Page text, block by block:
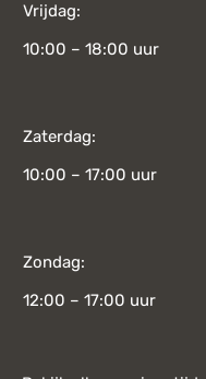
Vrijdag:
10:00 – 18:00 uur
Zaterdag:
10:00 – 17:00 uur
Zondag:
12:00 – 17:00 uur